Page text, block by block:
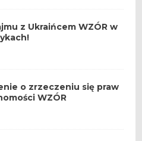
z Ukraińcem WZÓR w
o zrzeczeniu się praw
WZÓR